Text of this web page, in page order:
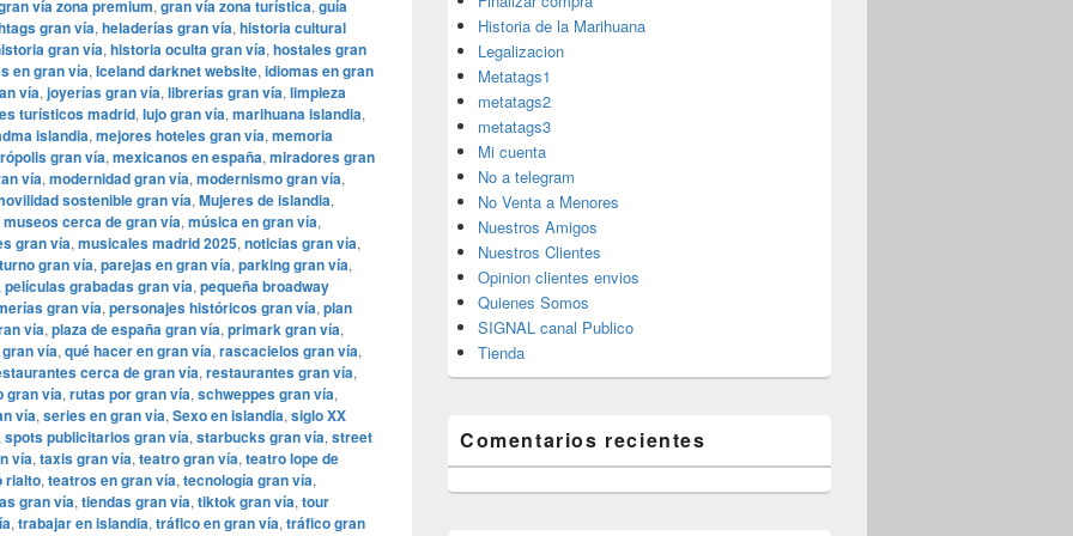
vía zona premium, gran vía zona turística, guía
gran vía, heladerías gran vía, historia cultural
gran vía, historia oculta gran vía, hostales gran
en gran vía, Iceland darknet website, idiomas en gran
vía, joyerías gran vía, librerías gran vía, limpieza
turísticos madrid, lujo gran vía, marihuana islandia,
islandia, mejores hoteles gran vía, memoria
gran vía, mexicanos en españa, miradores gran
vía, modernidad gran vía, modernismo gran vía,
sostenible gran vía, Mujeres de islandia,
museos cerca de gran vía, música en gran vía,
gran vía, musicales madrid 2025, noticias gran vía,
gran vía, parejas en gran vía, parking gran vía,
películas grabadas gran vía, pequeña broadway
gran vía, personajes históricos gran vía, plan
vía, plaza de españa gran vía, primark gran vía,
vía, qué hacer en gran vía, rascacielos gran vía,
cerca de gran vía, restaurantes gran vía,
gran vía, rutas por gran vía, schweppes gran vía,
vía, series en gran vía, Sexo en islandia, siglo XX
spots publicitarios gran vía, starbucks gran vía, street
vía, taxis gran vía, teatro gran vía, teatro lope de
rialto, teatros en gran vía, tecnología gran vía,
gran vía, tiendas gran vía, tiktok gran vía, tour
, trabajar en islandia, tráfico en gran vía, tráfico gran
Historia de la Marihuana
Legalizacion
Metatags1
metatags2
metatags3
Mi cuenta
No a telegram
No Venta a Menores
Nuestros Amigos
Nuestros Clientes
Opinion clientes envios
Quienes Somos
SIGNAL canal Publico
Tienda
Comentarios recientes